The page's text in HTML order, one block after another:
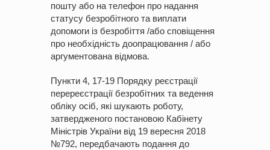
пошту або на телефон про надання
статусу безробітного та виплати
допомоги із безробіття /або сповіщення
про необхідність доопрацювання / або
аргументована відмова.
Пункти 4, 17-19 Порядку реєстрації
перереєстрації безробітних та ведення
обліку осіб, які шукають роботу,
затвердженого постановою Кабінету
Міністрів України від 19 вересня 2018
№792, передбачають подання до